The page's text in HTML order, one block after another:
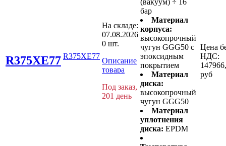
R375XE77 R375XE77
На складе:
07.08.2026
0 шт.
Описание
товара
Под заказ,
201 день
бар
Материал
корпуса:
высокопрочный
чугун GGG50 с
эпоксидным
покрытием
Материал
диска:
высокопрочный
чугун GGG50
Материал
уплотнения
диска: EPDM
Цена
НДС:
руб